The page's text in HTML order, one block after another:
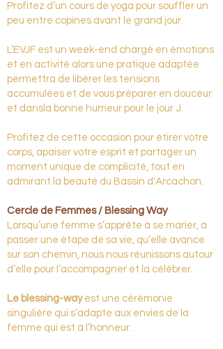
Profitez d’un cours de yoga pour souffler un
peu entre copines avant le grand jour.
L’EVJF est un week-end chargé en émotions
et en activité alors une pratique adaptée
permettra de libérer les tensions
accumulées et de vous préparer en douceur
et dansla bonne humeur pour le jour J.
Profitez de cette occasion pour étirer votre
corps, apaiser votre esprit et partager un
moment unique de complicité, tout en
admirant la beauté du Bassin d'Arcachon.
Cercle de Femmes / Blessing Way
Lorsqu’une femme s’apprête à se marier, à
passer une étape de sa vie, qu’elle avance
sur son chemin, nous nous réunissons autour
d’elle pour l’accompagner et la célébrer.
Le blessing-wayest une cérémonie
singulière qui s’adapte aux envies de la
femme qui est à l’honneur.